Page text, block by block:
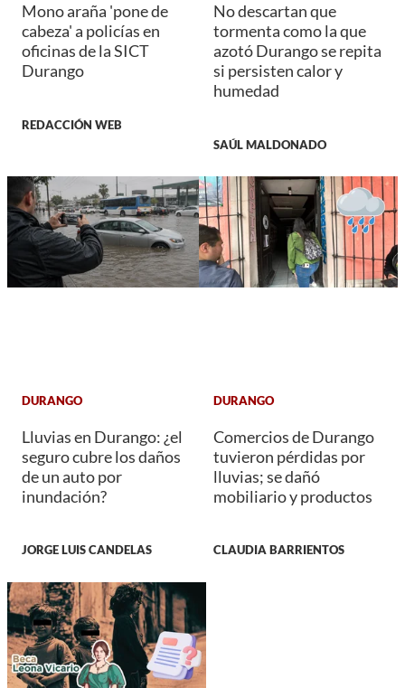
Mono araña 'pone de
cabeza' a policías en
oficinas de la SICT
Durango
REDACCIÓN WEB
No descartan que
tormenta como la que
azotó Durango se repita
si persisten calor y
humedad
SAÚL MALDONADO
DURANGO
Lluvias en Durango: ¿el
seguro cubre los daños
de un auto por
inundación?
JORGE LUIS CANDELAS
DURANGO
Comercios de Durango
tuvieron pérdidas por
lluvias; se dañó
mobiliario y productos
CLAUDIA BARRIENTOS